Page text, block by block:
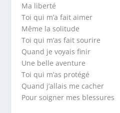
Ma liberté
Toi qui m’a fait aimer
Même la solitude
Toi qui m’as fait sourire
Quand je voyais finir
Une belle aventure
Toi qui m’as protégé
Quand j’allais me cacher
Pour soigner mes blessures